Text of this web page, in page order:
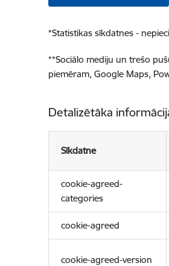
*Statistikas sīkdatnes -
**Sociālo mediju un trešo
piemēram, Google Maps,
Detalizētāka
Sīkdatne
cookie-agreed-
categories
cookie-agreed
cookie-agreed-version